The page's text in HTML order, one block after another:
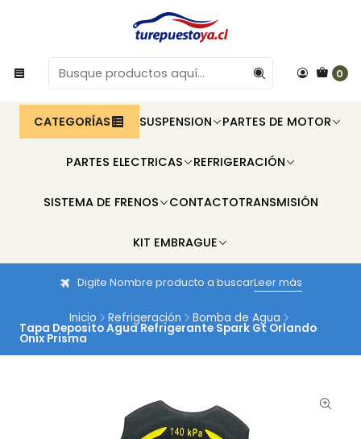
0
CATEGORÍAS SUSPENSION PARTES DE MOTOR
PARTES ELECTRICAS REFRIGERACIÓN
SISTEMA DE FRENOS CONTACTOTRANSMISIÓN
KIT EMBRAGUE
Digite Nombre producto a buscarLeer más
Inicio Refrigeración Bomba de Agua
Tapa Deposito Agua Refrigerante Spark Gt Orlando
Onix Prisma